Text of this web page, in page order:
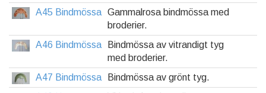
A45 Bindmössa Gammalrosa bindmössa med
broderier.
A46 Bindmössa
Bindmössa av vitrandigt tyg
med broderier.
A47 Bindmössa
Bindmössa av grönt tyg.